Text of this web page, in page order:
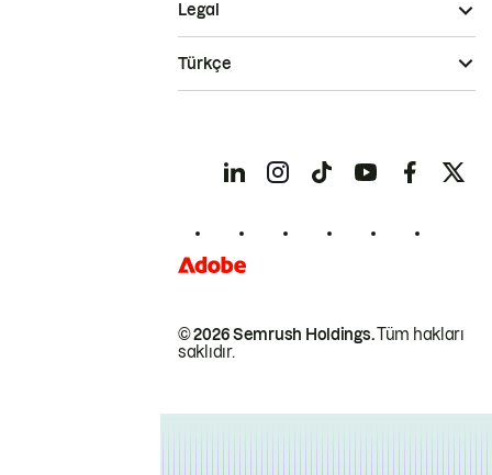
© 2026 Semrush Holdings.Tüm hakları
saklıdır.
Legal
Türkçe